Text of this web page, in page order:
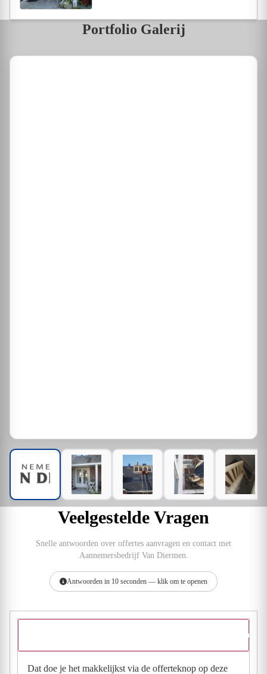
Portfolio Galerij
Veelgestelde Vragen
Snelle antwoorden over offertes aanvragen en contact met
Aannemersbedrijf Van Diermen.
Antwoorden in 10 seconden — klik om te openen
Hoe vraag ik een offerte aan bij Aannemersbedrijf Van Diermen?
Dat doe je het makkelijkst via de offerteknop op deze